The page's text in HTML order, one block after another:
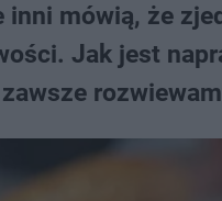
inni mówią, że
Jak jest
zawsze